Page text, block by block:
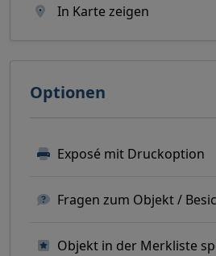
In Karte zeigen
Optionen
Exposé mit Druckoption
Fragen zum Objekt /
Objekt in der Merkliste